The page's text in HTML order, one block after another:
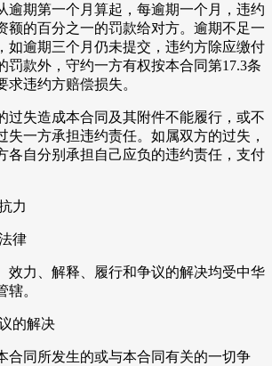
逾期第一个月算起，每逾期一个月，违约
额的百分之一的罚款给对方。逾期不足一
如逾期三个月仍未提交，违约方除应缴付
罚款外，守约一方有权按本合同第17.3条
违约方赔偿损失。
失造成本合同及其附件不能履行，或不
失一方承担违约责任。如属双方的过失，
各自分别承担自己应负的违约责任，支付
力
律
力、解释、履行和争议的解决均受中华
辖。
的解决
同所发生的或与本合同有关的一切争